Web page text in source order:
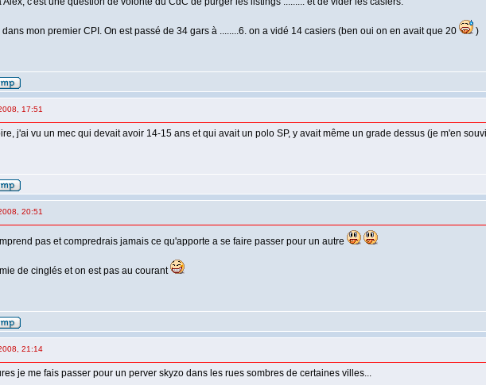
mon premier CPI. On est passé de 34 gars à ........6. on a vidé 14 casiers (ben oui on en avait que 20 )
17:51
j'ai vu un mec qui devait avoir 14-15 ans et qui avait un polo SP, y avait même un grade dessus (je m'en
20:51
pas et compredrais jamais ce qu'apporte a se faire passer pour un autre
de cinglés et on est pas au courant
21:14
je me fais passer pour un perver skyzo dans les rues sombres de certaines villes...